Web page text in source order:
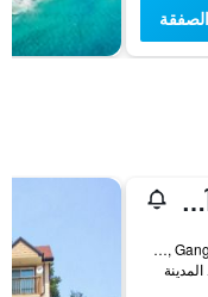
فندق هاسلا آرت وورلد ميوزيوم
1441, Yulgok-ro, Gangdong-myeon, كانغنونغ, كوريا الجنوبية